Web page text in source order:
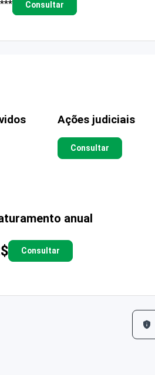
Consultar
Ações judiciais
Consultar
anual
Consultar